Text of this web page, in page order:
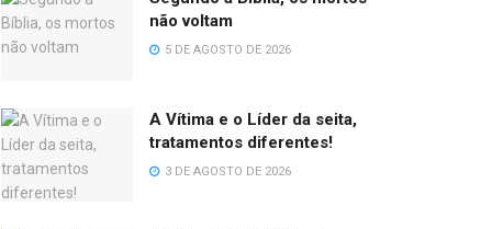
não voltam
5 DE AGOSTO DE 2026
A Vítima e o Líder da seita,
tratamentos diferentes!
3 DE AGOSTO DE 2026